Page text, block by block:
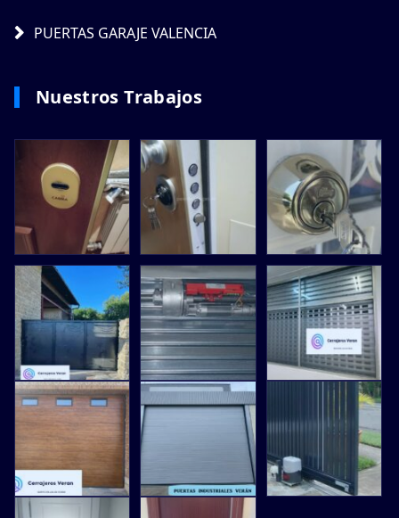
PUERTAS GARAJE VALENCIA
Nuestros Trabajos